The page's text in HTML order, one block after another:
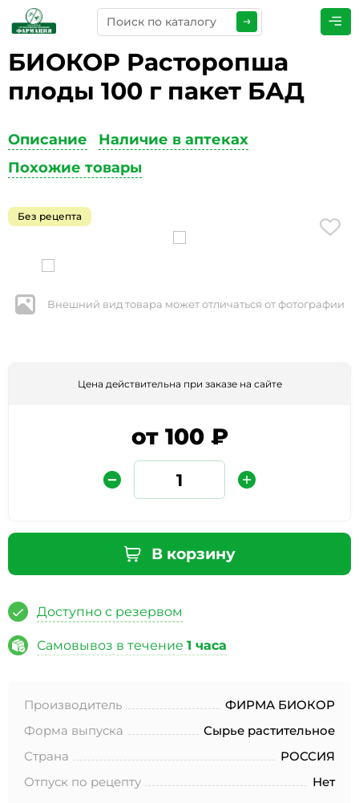
БИОКОР Расторопша
плоды 100 г пакет БАД
Описание
Наличие в аптеках
Похожие товары
Без рецепта
Внешний вид товара может отличаться от фотографии
Цена действительна при заказе на сайте
от 100 ₽
В корзину
Доступно с резервом
Самовывоз в течение 1 часа
Производитель
ФИРМА БИОКОР
Форма выпуска
Сырье растительное
Страна
РОССИЯ
Отпуск по рецепту
Нет
ПРЕДСТАВЬТЕСЬ
ТЕЛЕФОН*
ЭЛЕКТРОННАЯ ПОЧТА
КОММЕНТАРИИ*
Защита от автоматических сообщений
соответствии с Федеральным законом от 27.07.2006 года
целей, определенных в Согласии на обработку